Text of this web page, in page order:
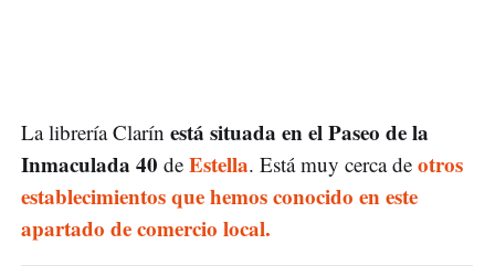
La librería Clarín está situada en el Paseo de la
Inmaculada 40 de Estella. Está muy cerca de otros
establecimientos que hemos conocido en este
apartado de comercio local.